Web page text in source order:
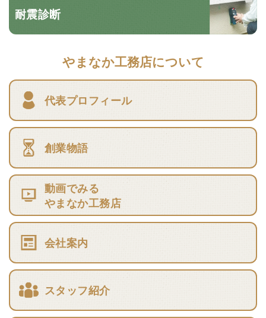
耐震診断
やまなか工務店について
代表プロフィール
創業物語
動画でみる
やまなか工務店
会社案内
スタッフ紹介